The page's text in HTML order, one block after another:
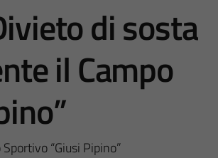
di sosta
il Campo
“Giusi Pipino”